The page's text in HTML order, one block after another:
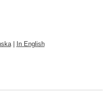
| In English